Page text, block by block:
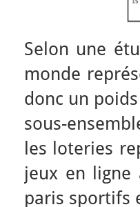
Selon une
monde
donc un
sous-
les loteries
jeux en ligne
paris sportifs